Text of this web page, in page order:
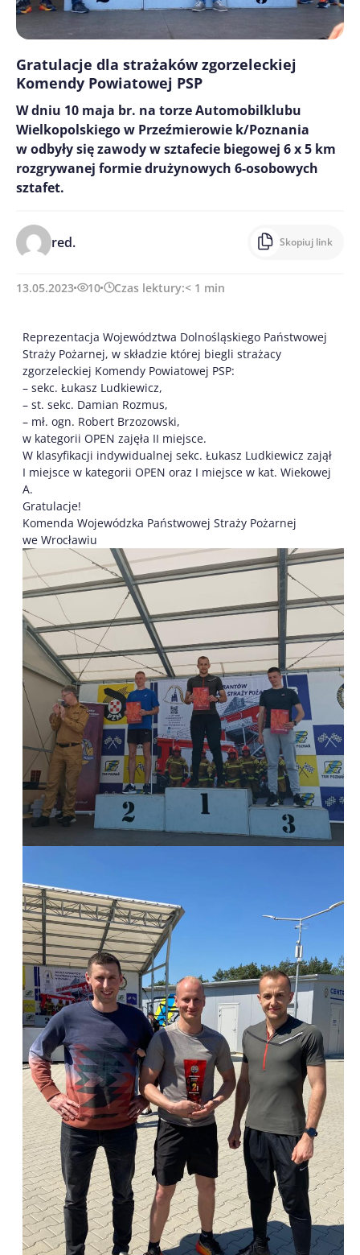
Gratulacje dla strażaków zgorzeleckiej
Komendy Powiatowej PSP
W dniu 10 maja br. na torze Automobilklubu
Wielkopolskiego w Przeźmierowie k/Poznania
w odbyły się zawody w sztafecie biegowej 6 x 5 km
rozgrywanej formie drużynowych 6-osobowych
sztafet.
red. Skopiuj link
13.05.2023 10 Czas lektury:< 1 min
Reprezentacja Województwa Dolnośląskiego Państwowej
Straży Pożarnej, w składzie której biegli strażacy
zgorzeleckiej Komendy Powiatowej PSP:
– sekc. Łukasz Ludkiewicz,
– st. sekc. Damian Rozmus,
– mł. ogn. Robert Brzozowski,
w kategorii OPEN zajęła II miejsce.
W klasyfikacji indywidualnej sekc. Łukasz Ludkiewicz zajął
I miejsce w kategorii OPEN oraz I miejsce w kat. Wiekowej
A.
Gratulacje!
Komenda Wojewódzka Państwowej Straży Pożarnej
we Wrocławiu